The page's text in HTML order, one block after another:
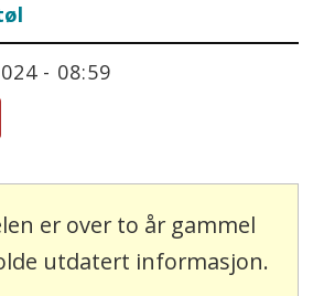
- 08:59
er over to år gammel
utdatert informasjon.